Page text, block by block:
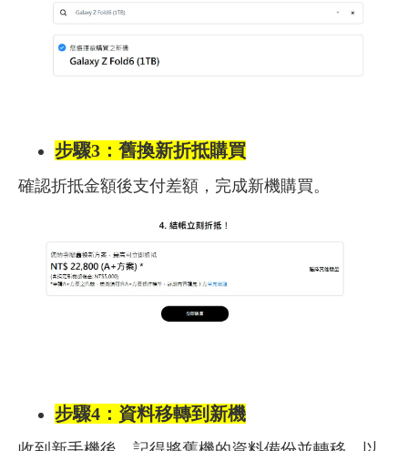
步驟3：舊換新折抵購買
確認折抵金額後支付差額，完成新機購買。
步驟4：資料移轉到新機